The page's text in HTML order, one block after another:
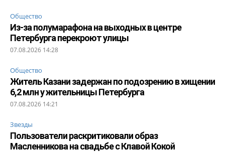
Общество
Из-за полумарафона на выходных в центре
Петербурга перекроют улицы
07.08.2026 14:28
Общество
Житель Казани задержан по подозрению в хищении
6,2 млн у жительницы Петербурга
07.08.2026 14:21
Звезды
Пользователи раскритиковали образ
Масленникова на свадьбе с Клавой Кокой